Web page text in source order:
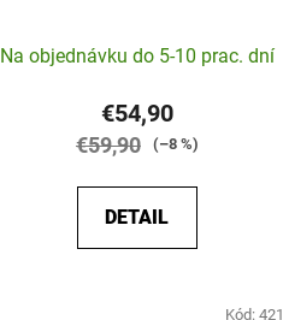
hodnotenie
produktu
je
5
Na objednávku do 5-10 prac. dní
€54,90
€59,90 (–8 %)
DETAIL
Kód: 421